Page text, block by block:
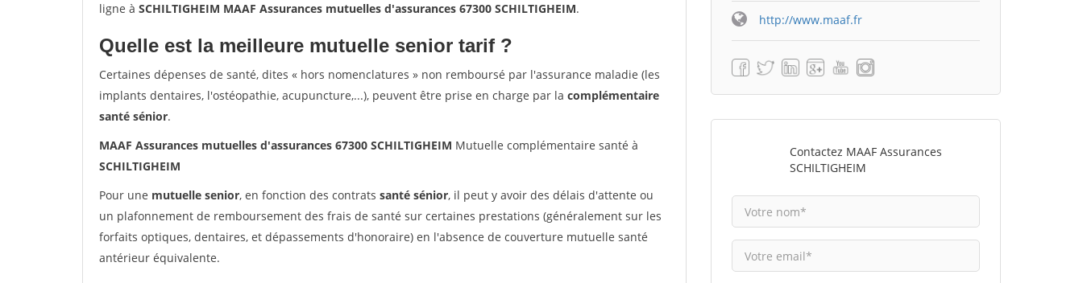
ligne à SCHILTIGHEIM MAAF Assurances mutuelles d'assurances 67300 SCHILTIGHEIM.
Quelle est la meilleure mutuelle senior tarif ?
Certaines dépenses de santé, dites « hors nomenclatures » non remboursé par l'assurance maladie (les
implants dentaires, l'ostéopathie, acupuncture,...), peuvent être prise en charge par la complémentaire
santé sénior.
MAAF Assurances mutuelles d'assurances 67300 SCHILTIGHEIM Mutuelle complémentaire santé à
SCHILTIGHEIM
Pour une mutuelle senior, en fonction des contrats santé sénior, il peut y avoir des délais d'attente ou
un plafonnement de remboursement des frais de santé sur certaines prestations (généralement sur les
forfaits optiques, dentaires, et dépassements d'honoraire) en l'absence de couverture mutuelle santé
antérieur équivalente.
http://www.maaf.fr
Contactez MAAF Assurances
SCHILTIGHEIM